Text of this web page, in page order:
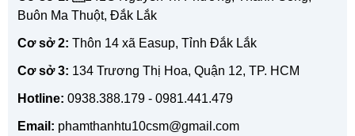
Buôn Ma Thuột, Đắk Lắk
Cơ sở 2: Thôn 14 xã Easup, Tỉnh Đắk Lắk
Cơ sở 3: 134 Trương Thị Hoa, Quận 12, TP. HCM
Hotline: 0938.388.179 - 0981.441.479
Email: phamthanhtu10csm@gmail.com